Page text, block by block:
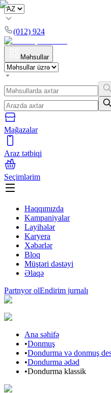
(012) 924
Məhsullar
Mağazalar
Araz tətbiqi
Seçimlərim
Haqqımızda
Kampaniyalar
Layihələr
Karyera
Xəbərlər
Bloq
Müştəri dəstəyi
Əlaqə
Partnyor olEndirim jurnalı
Ana səhifə
•Donmuş
•Dondurma və donmuş
•Dondurma ədəd
•Dondurma klassik